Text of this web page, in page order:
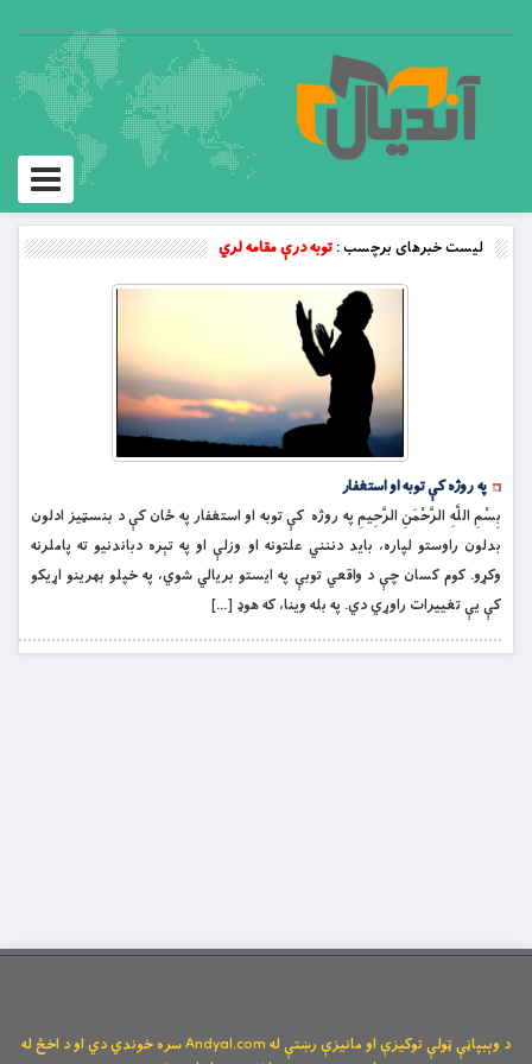
Toggle
لیست خبرهای برچسب :توبه درې مقامه لري
په روژه کې توبه او استغفار
بِسْمِ اللَّهِ الرَّحْمَنِ الرَّحِيمِ په روژه کې توبه او استغفار په ځان کې د بنسټیز ادلون
بدلون راوستو لپاره، باید دننني علتونه او وزلې او په تېره دباندنیو ته پاملرنه
وکړو. کوم کسان چې د واقعي توبې په ایستو بریالي شوي، په خپلو بهرینو اړیکو
کې یې تغییرات راوړي دي. په بله وینا، که هوډ […]
د وېبپاڼې ټولې توکیزې او مانیزې رښتې له Andyal.com سره خوندي دي او د اخځ له